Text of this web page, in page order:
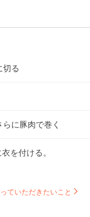
切る
に豚肉で巻く
を付ける。
ていただきたいこと